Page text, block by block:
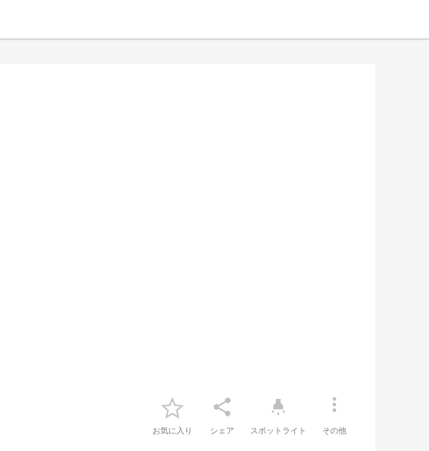
お気に入り
share
シェア
highlight
スポットライト
more_vert
その他